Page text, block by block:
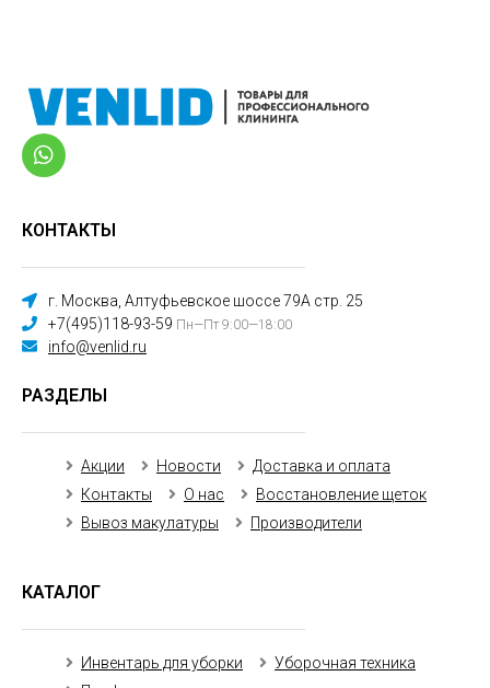
КОНТАКТЫ
г. Москва, Алтуфьевское шоссе 79А стр. 25
+7(495)118-93-59 Пн—Пт 9:00—18:00
info@venlid.ru
РАЗДЕЛЫ
Акции Новости
Доставка и оплата
Контакты
О нас
Восстановление щеток
Вывоз макулатуры
Производители
КАТАЛОГ
Инвентарь для уборки
Уборочная техника